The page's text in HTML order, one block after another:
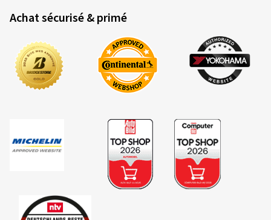
Achat sécurisé & primé